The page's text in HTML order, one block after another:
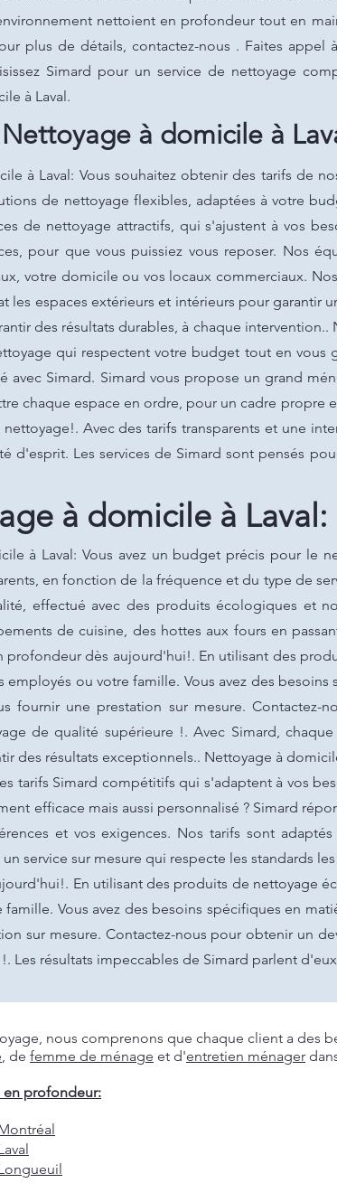
nettoient en profondeur tout en
plus de détails, contactez-nous . Faites
Simard pour un service de nettoyage
à Laval.
Nettoyage à domicile à
à Laval: Vous souhaitez obtenir des tarifs de
de nettoyage flexibles, adaptées à votre
de nettoyage attractifs, qui s'ajustent à vos
pour que vous puissiez vous reposer. Nos
votre domicile ou vos locaux commerciaux.
les espaces extérieurs et intérieurs pour garantir
des résultats durables, à chaque
qui respectent votre budget tout en vous
avec Simard. Simard vous propose un grand
chaque espace en ordre, pour un cadre
Avec des tarifs transparents et une
d'esprit. Les services de Simard sont pensés
à domicile à
à Laval: Vous avez un budget précis pour le
en fonction de la fréquence et du type de
effectué avec des produits écologiques et
de cuisine, des hottes aux fours en
profondeur dès aujourd'hui!. En utilisant des
employés ou votre famille. Vous avez des
fournir une prestation sur mesure.
de qualité supérieure !. Avec Simard,
des résultats exceptionnels.. Nettoyage à
tarifs Simard compétitifs qui s'adaptent à vos
efficace mais aussi personnalisé ? Simard
et vos exigences. Nos tarifs sont
service sur mesure qui respecte les standards
En utilisant des produits de nettoyage
Vous avez des besoins spécifiques en
sur mesure. Contactez-nous pour obtenir un
Les résultats impeccables de Simard parlent
nous comprenons que chaque client a des
, de femme de ménage et d'entretien ménager
en profondeur: